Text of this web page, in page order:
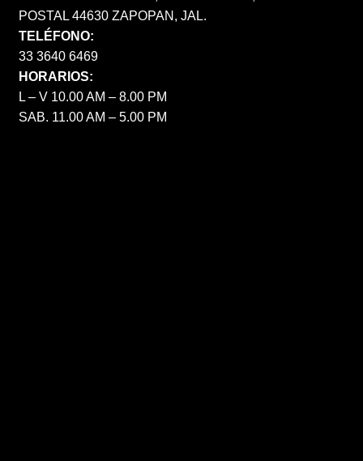
POSTAL 44630 ZAPOPAN, JAL.
TELÉFONO:
33 3640 6469
HORARIOS:
L – V 10.00 AM – 8.00 PM
SAB. 11.00 AM – 5.00 PM